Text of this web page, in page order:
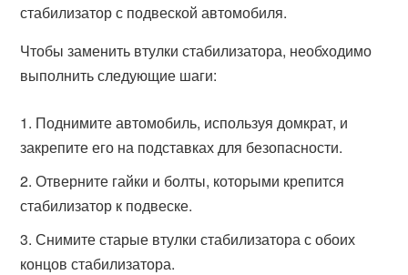
стабилизатор с подвеской автомобиля.
Чтобы заменить втулки стабилизатора, необходимо
выполнить следующие шаги:
Поднимите автомобиль, используя домкрат, и
закрепите его на подставках для безопасности.
Отверните гайки и болты, которыми крепится
стабилизатор к подвеске.
Снимите старые втулки стабилизатора с обоих
концов стабилизатора.